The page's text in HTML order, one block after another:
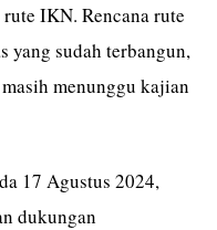
IKN. Rencana rute
yang sudah terbangun,
menunggu kajian
17 Agustus 2024,
dukungan